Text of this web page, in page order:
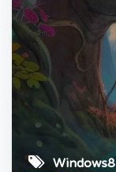
Windows8